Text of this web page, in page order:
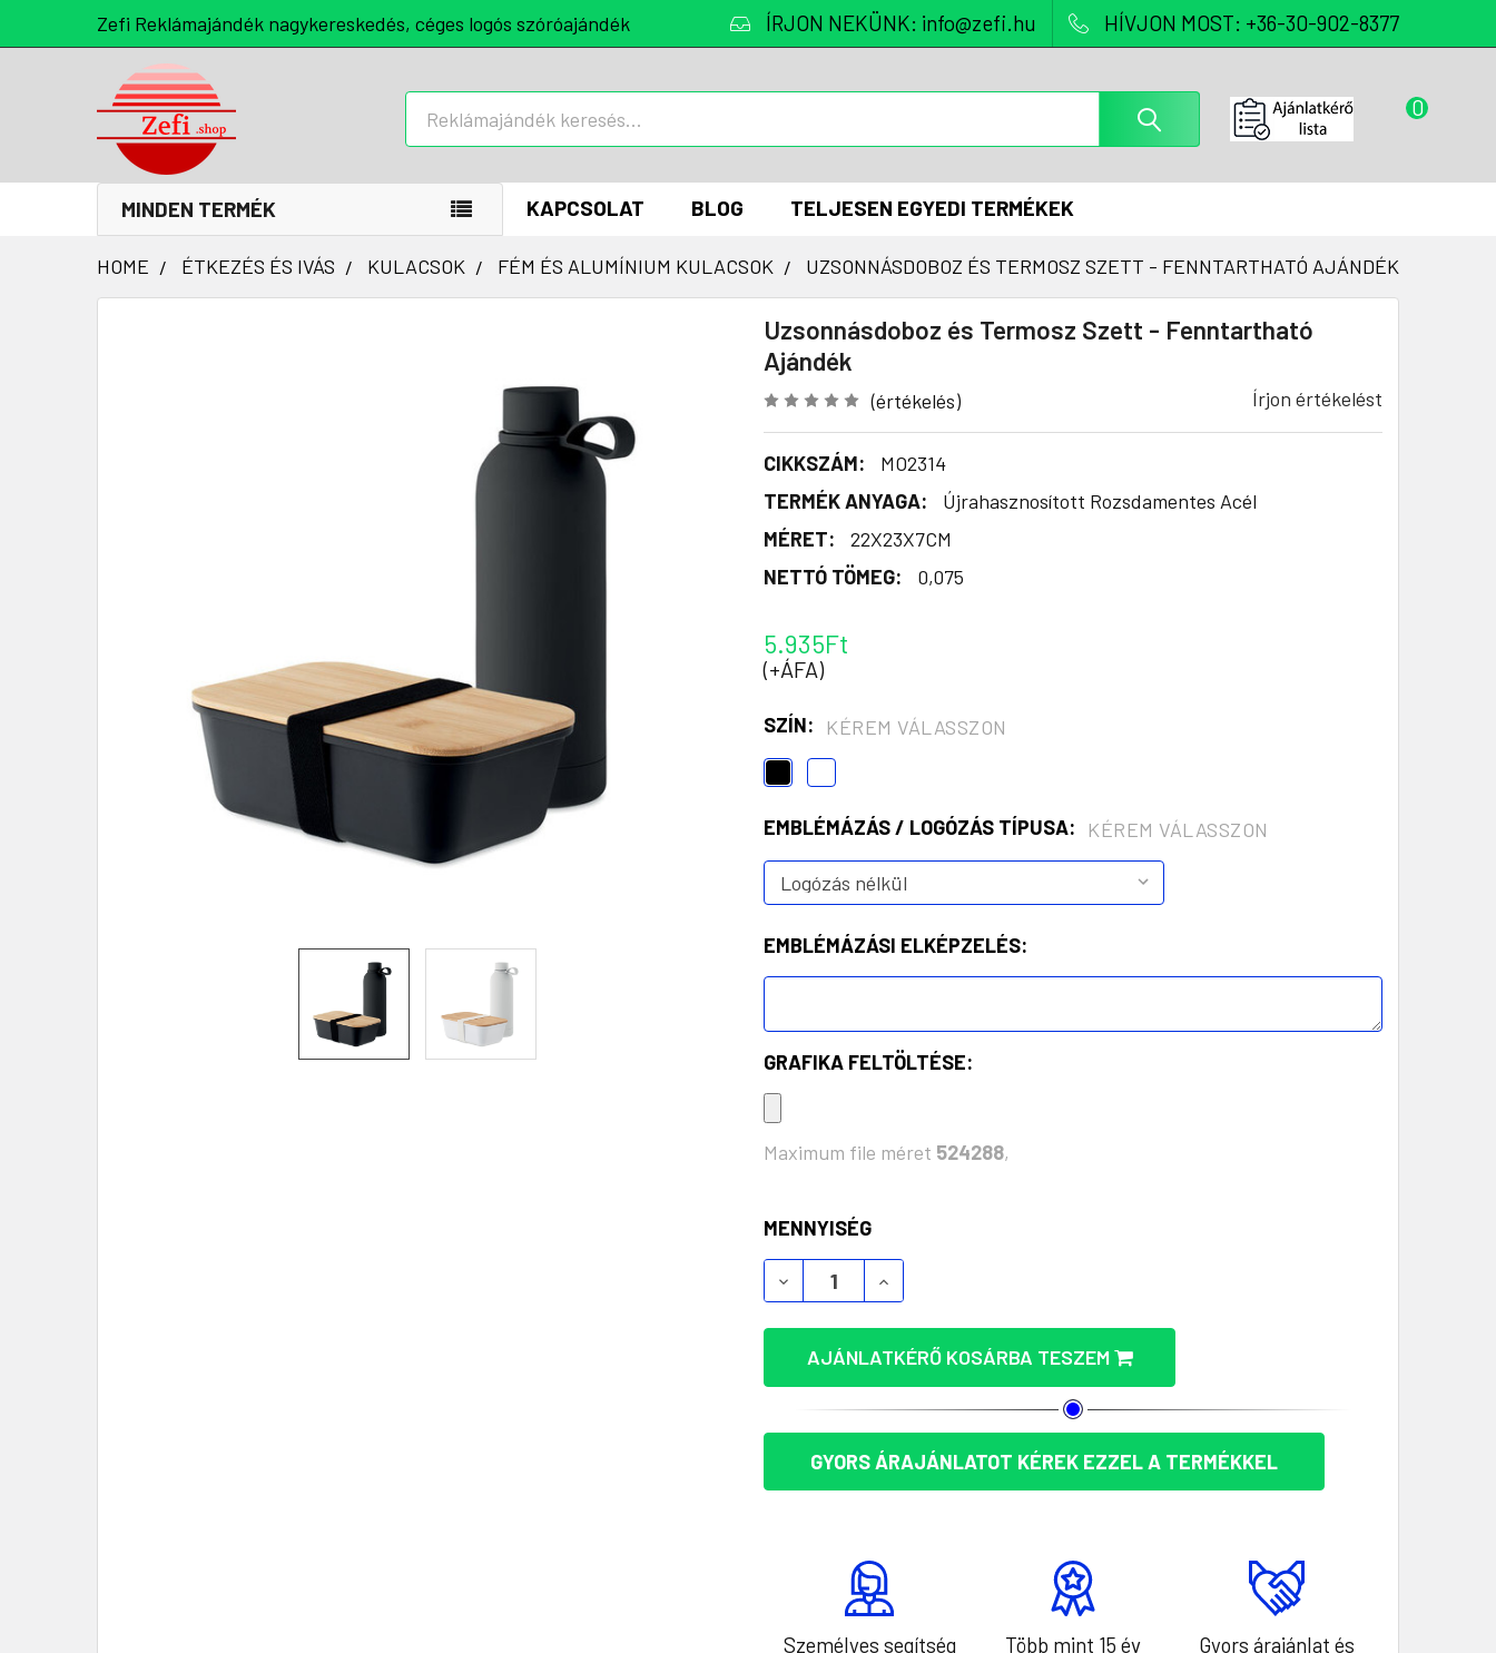
Zefi Reklámajándék nagykereskedés, céges logós szóróajándék ÍRJON NEKÜNK: info@zefi.hu HÍVJON MOST: +36-30-902-8377
0
MINDEN TERMÉK KAPCSOLAT BLOG TELJESEN EGYEDI TERMÉKEK
HOME ÉTKEZÉS ÉS IVÁS KULACSOK FÉM ÉS ALUMÍNIUM KULACSOK UZSONNÁSDOBOZ ÉS TERMOSZ SZETT - FENNTARTHATÓ AJÁNDÉK
Uzsonnásdoboz és Termosz Szett - Fenntartható
Ajándék
(értékelés) Írjon értékelést
CIKKSZÁM:
MO2314
TERMÉK ANYAGA:
Újrahasznosított Rozsdamentes Acél
MÉRET:
22X23X7CM
NETTÓ TÖMEG:
0,075
5.935Ft
(+ÁFA)
SZÍN: KÉREM VÁLASSZON
EMBLÉMÁZÁS / LOGÓZÁS TÍPUSA: KÉREM VÁLASSZON
EMBLÉMÁZÁSI ELKÉPZELÉS:
GRAFIKA FELTÖLTÉSE:
Maximum file méret 524288,
KÉSZLET:
MENNYISÉG
UZSONNÁSDOBOZ ÉS TERMOSZ SZETT - FENNTARTHATÓ AJÁNDÉK
UZSONNÁSDOBOZ ÉS TERMOSZ SZETT - FENNTARTHATÓ AJÁNDÉK
AJÁNLATKÉRŐ KOSÁRBA TESZEM
GYORS ÁRAJÁNLATOT KÉREK EZZEL A TERMÉKKEL
Személyes segítség
Több mint 15 év
Gyors árajánlat és